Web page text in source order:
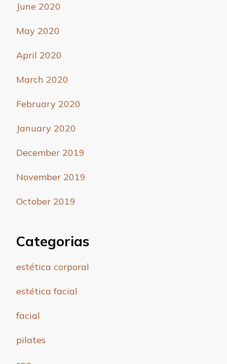
June 2020
May 2020
April 2020
March 2020
February 2020
January 2020
December 2019
November 2019
October 2019
Categorias
estética corporal
estética facial
facial
pilates